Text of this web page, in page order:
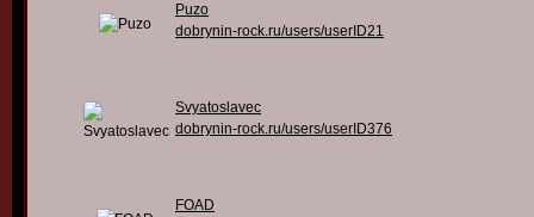
Puzo
dobrynin-rock.ru/users/userID21
Svyatoslavec
dobrynin-rock.ru/users/userID376
FOAD